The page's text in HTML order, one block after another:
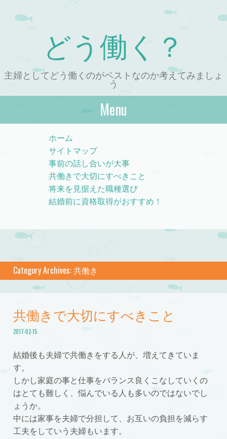
どう働く？
主婦としてどう働くのがベストなのか考えてみましょ
う
Menu
ホーム
サイトマップ
事前の話し合いが大事
共働きで大切にすべきこと
将来を見据えた職種選び
結婚前に資格取得がおすすめ！
Category Archives:共働き
共働きで大切にすべきこと
2017-02-15
結婚後も夫婦で共働きをする人が、増えてきていま
す。
しかし家庭の事と仕事をバランス良くこなしていくの
はとても難しく、悩んでいる人も多いのではないでし
ょうか。
中には家事を夫婦で分担して、お互いの負担を減らす
工夫をしていう夫婦もいます。